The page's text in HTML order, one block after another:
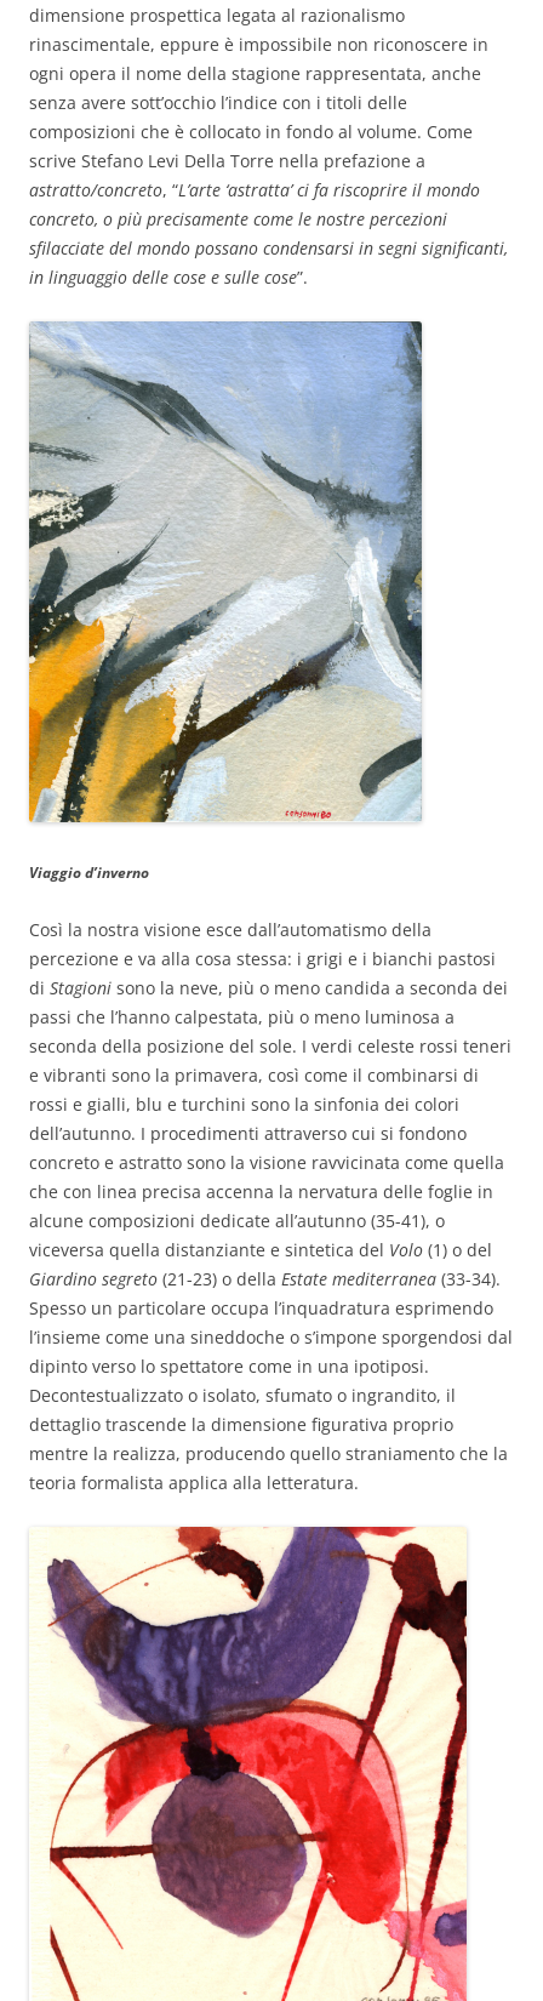
dimensione prospettica legata al razionalismo
rinascimentale, eppure è impossibile non riconoscere in
ogni opera il nome della stagione rappresentata, anche
senza avere sott’occhio l’indice con i titoli delle
composizioni che è collocato in fondo al volume. Come
scrive Stefano Levi Della Torre nella prefazione a
astratto/concreto, “L’arte ‘astratta’ ci fa riscoprire il mondo
concreto, o più precisamente come le nostre percezioni
sfilacciate del mondo possano condensarsi in segni significanti,
in linguaggio delle cose e sulle cose”.
Viaggio d’inverno
Così la nostra visione esce dall’automatismo della
percezione e va alla cosa stessa: i grigi e i bianchi pastosi
di Stagioni sono la neve, più o meno candida a seconda dei
passi che l’hanno calpestata, più o meno luminosa a
seconda della posizione del sole. I verdi celeste rossi teneri
e vibranti sono la primavera, così come il combinarsi di
rossi e gialli, blu e turchini sono la sinfonia dei colori
dell’autunno. I procedimenti attraverso cui si fondono
concreto e astratto sono la visione ravvicinata come quella
che con linea precisa accenna la nervatura delle foglie in
alcune composizioni dedicate all’autunno (35-41), o
viceversa quella distanziante e sintetica del Volo (1) o del
Giardino segreto (21-23) o della Estate mediterranea (33-34).
Spesso un particolare occupa l’inquadratura esprimendo
l’insieme come una sineddoche o s’impone sporgendosi dal
dipinto verso lo spettatore come in una ipotiposi.
Decontestualizzato o isolato, sfumato o ingrandito, il
dettaglio trascende la dimensione figurativa proprio
mentre la realizza, producendo quello straniamento che la
teoria formalista applica alla letteratura.